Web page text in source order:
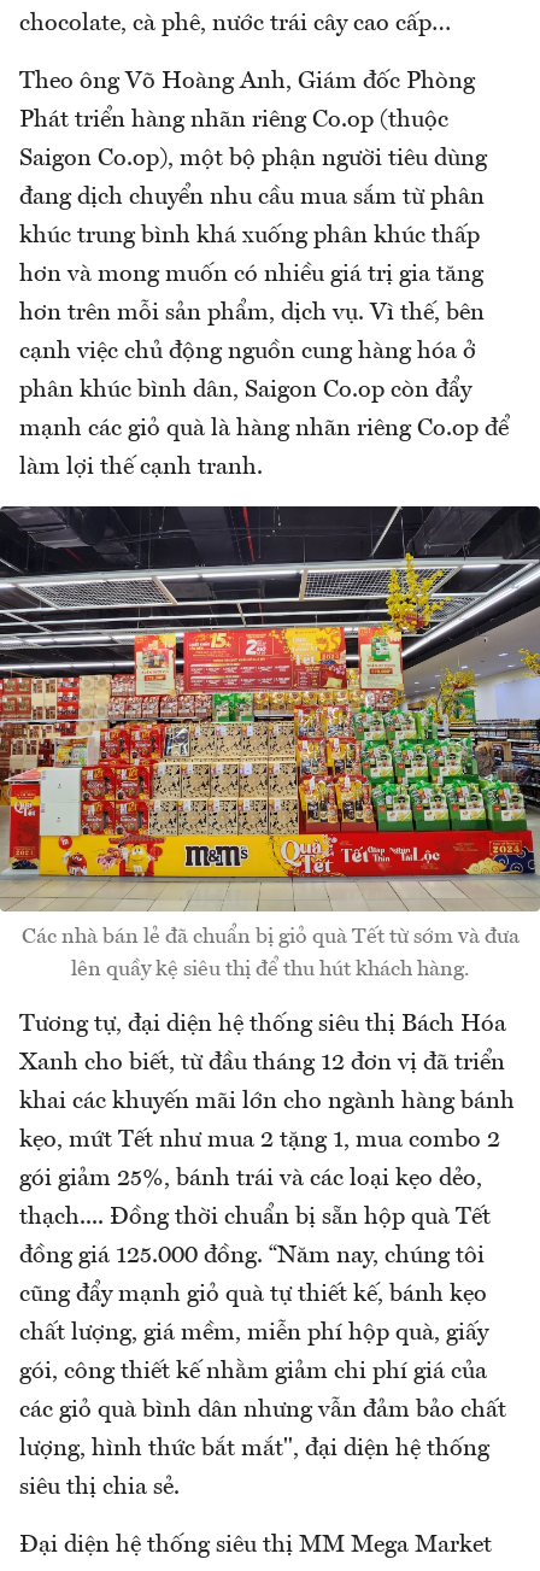
chocolate, cà phê, nước trái cây cao cấp…
Theo ông Võ Hoàng Anh, Giám đốc Phòng
Phát triển hàng nhãn riêng Co.op (thuộc
Saigon Co.op), một bộ phận người tiêu dùng
đang dịch chuyển nhu cầu mua sắm từ phân
khúc trung bình khá xuống phân khúc thấp
hơn và mong muốn có nhiều giá trị gia tăng
hơn trên mỗi sản phẩm, dịch vụ. Vì thế, bên
cạnh việc chủ động nguồn cung hàng hóa ở
phân khúc bình dân, Saigon Co.op còn đẩy
mạnh các giỏ quà là hàng nhãn riêng Co.op để
làm lợi thế cạnh tranh.
Các nhà bán lẻ đã chuẩn bị giỏ quà Tết từ sớm và đưa
lên quầy kệ siêu thị để thu hút khách hàng.
Tương tự, đại diện hệ thống siêu thị Bách Hóa
Xanh cho biết, từ đầu tháng 12 đơn vị đã triển
khai các khuyến mãi lớn cho ngành hàng bánh
kẹo, mứt Tết như mua 2 tặng 1, mua combo 2
gói giảm 25%, bánh trái và các loại kẹo dẻo,
thạch.... Đồng thời chuẩn bị sẵn hộp quà Tết
đồng giá 125.000 đồng. “Năm nay, chúng tôi
cũng đẩy mạnh giỏ quà tự thiết kế, bánh kẹo
chất lượng, giá mềm, miễn phí hộp quà, giấy
gói, công thiết kế nhằm giảm chi phí giá của
các giỏ quà bình dân nhưng vẫn đảm bảo chất
lượng, hình thức bắt mắt", đại diện hệ thống
siêu thị chia sẻ.
Đại diện hệ thống siêu thị MM Mega Market